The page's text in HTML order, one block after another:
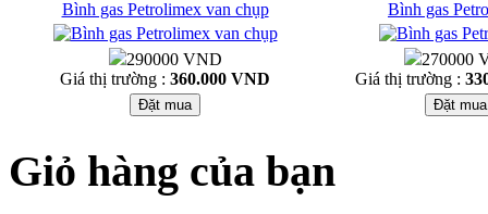
Bình gas Petrolimex van chụp
290000 VND
Giá thị trường : 360.000 VND
Bình gas
270000
Giá thị trường :
Giỏ hàng của bạn